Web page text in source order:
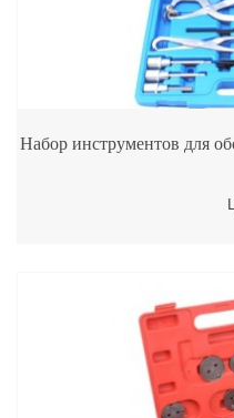
Набор инструментов для